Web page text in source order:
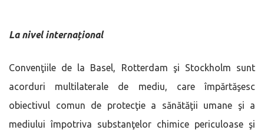
La nivel internațional
Convenţiile de la Basel, Rotterdam şi Stockholm sunt
acorduri multilaterale de mediu, care împărtăşesc
obiectivul comun de protecţie a sănătăţii umane şi a
mediului împotriva substanţelor chimice periculoase şi